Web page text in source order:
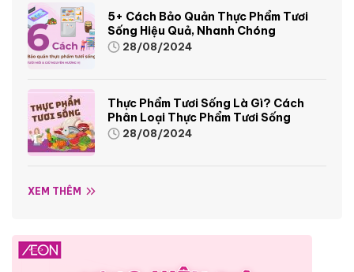
5+ Cách Bảo Quản Thực Phẩm Tươi
Sống Hiệu Quả, Nhanh Chóng
28/08/2024
Thực Phẩm Tươi Sống Là Gì? Cách
Phân Loại Thực Phẩm Tươi Sống
28/08/2024
XEM THÊM